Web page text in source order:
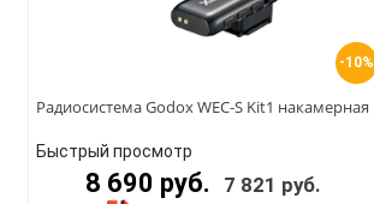
-10%
Радиосистема Godox WEC-S Kit1 накамерная
Быстрый просмотр
8 690 руб. 7 821 руб.